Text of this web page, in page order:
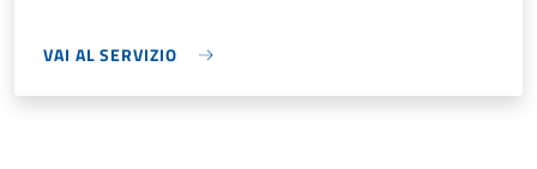
VAI AL SERVIZIO